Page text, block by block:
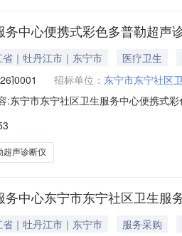
中心便携式彩色多普勒超声
｜牡丹江市｜东宁市
医疗卫生
招标单位： 东宁市东宁社区
:东宁市东宁社区卫生服务中心便携式
超声诊断仪
务中心东宁市东宁社区卫生服
｜牡丹江市｜东宁市
服务采购